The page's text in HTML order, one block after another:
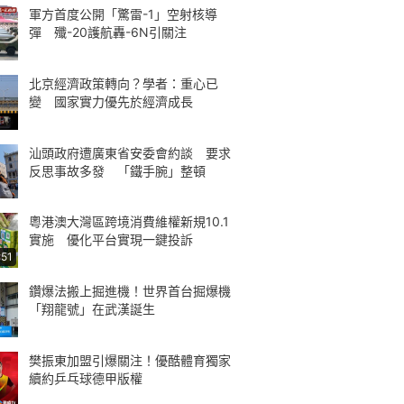
軍方首度公開「驚雷-1」空射核導
彈 殲-20護航轟-6N引關注
北京經濟政策轉向？學者：重心已
變 國家實力優先於經濟成長
汕頭政府遭廣東省安委會約談 要求
反思事故多發 「鐵手腕」整頓
粵港澳大灣區跨境消費維權新規10.1
實施 優化平台實現一鍵投訴
鑽爆法搬上掘進機！世界首台掘爆機
「翔龍號」在武漢誕生
樊振東加盟引爆關注！優酷體育獨家
續約乒乓球德甲版權